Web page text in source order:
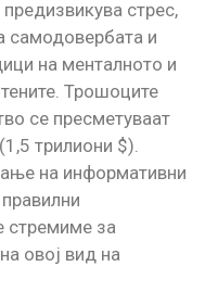
стрес,
самодовербата и
на менталното и
Трошоците
се пресметуваат
трилиони $).
на информативни
стремиме за
овој вид на